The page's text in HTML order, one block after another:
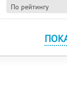
По рейтингу